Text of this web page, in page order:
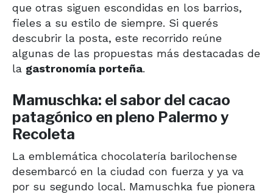
que otras siguen escondidas en los barrios,
fieles a su estilo de siempre. Si querés
descubrir la posta, este recorrido reúne
algunas de las propuestas más destacadas de
la gastronomía porteña.
Mamuschka: el sabor del cacao
patagónico en pleno Palermo y
Recoleta
La emblemática chocolatería barilochense
desembarcó en la ciudad con fuerza y ya va
por su segundo local. Mamuschka fue pionera